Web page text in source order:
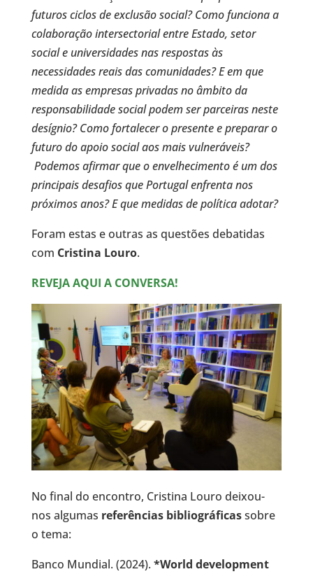
futuros ciclos de exclusão social? Como funciona a
colaboração intersectorial entre Estado, setor
social e universidades nas respostas às
necessidades reais das comunidades? E em que
medida as empresas privadas no âmbito da
responsabilidade social podem ser parceiras neste
desígnio? Como fortalecer o presente e preparar o
futuro do apoio social aos mais vulneráveis?
Podemos afirmar que o envelhecimento é um dos
principais desafios que Portugal enfrenta nos
próximos anos? E que medidas de política adotar?
Foram estas e outras as questões debatidas
com Cristina Louro.
REVEJA AQUI A CONVERSA!
No final do encontro, Cristina Louro deixou-
nos algumas referências bibliográficassobre
o tema:
Banco Mundial. (2024). *World development